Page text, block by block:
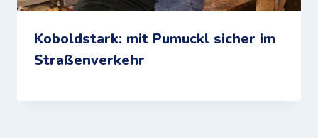
Koboldstark: mit Pumuckl sicher im
Straßenverkehr